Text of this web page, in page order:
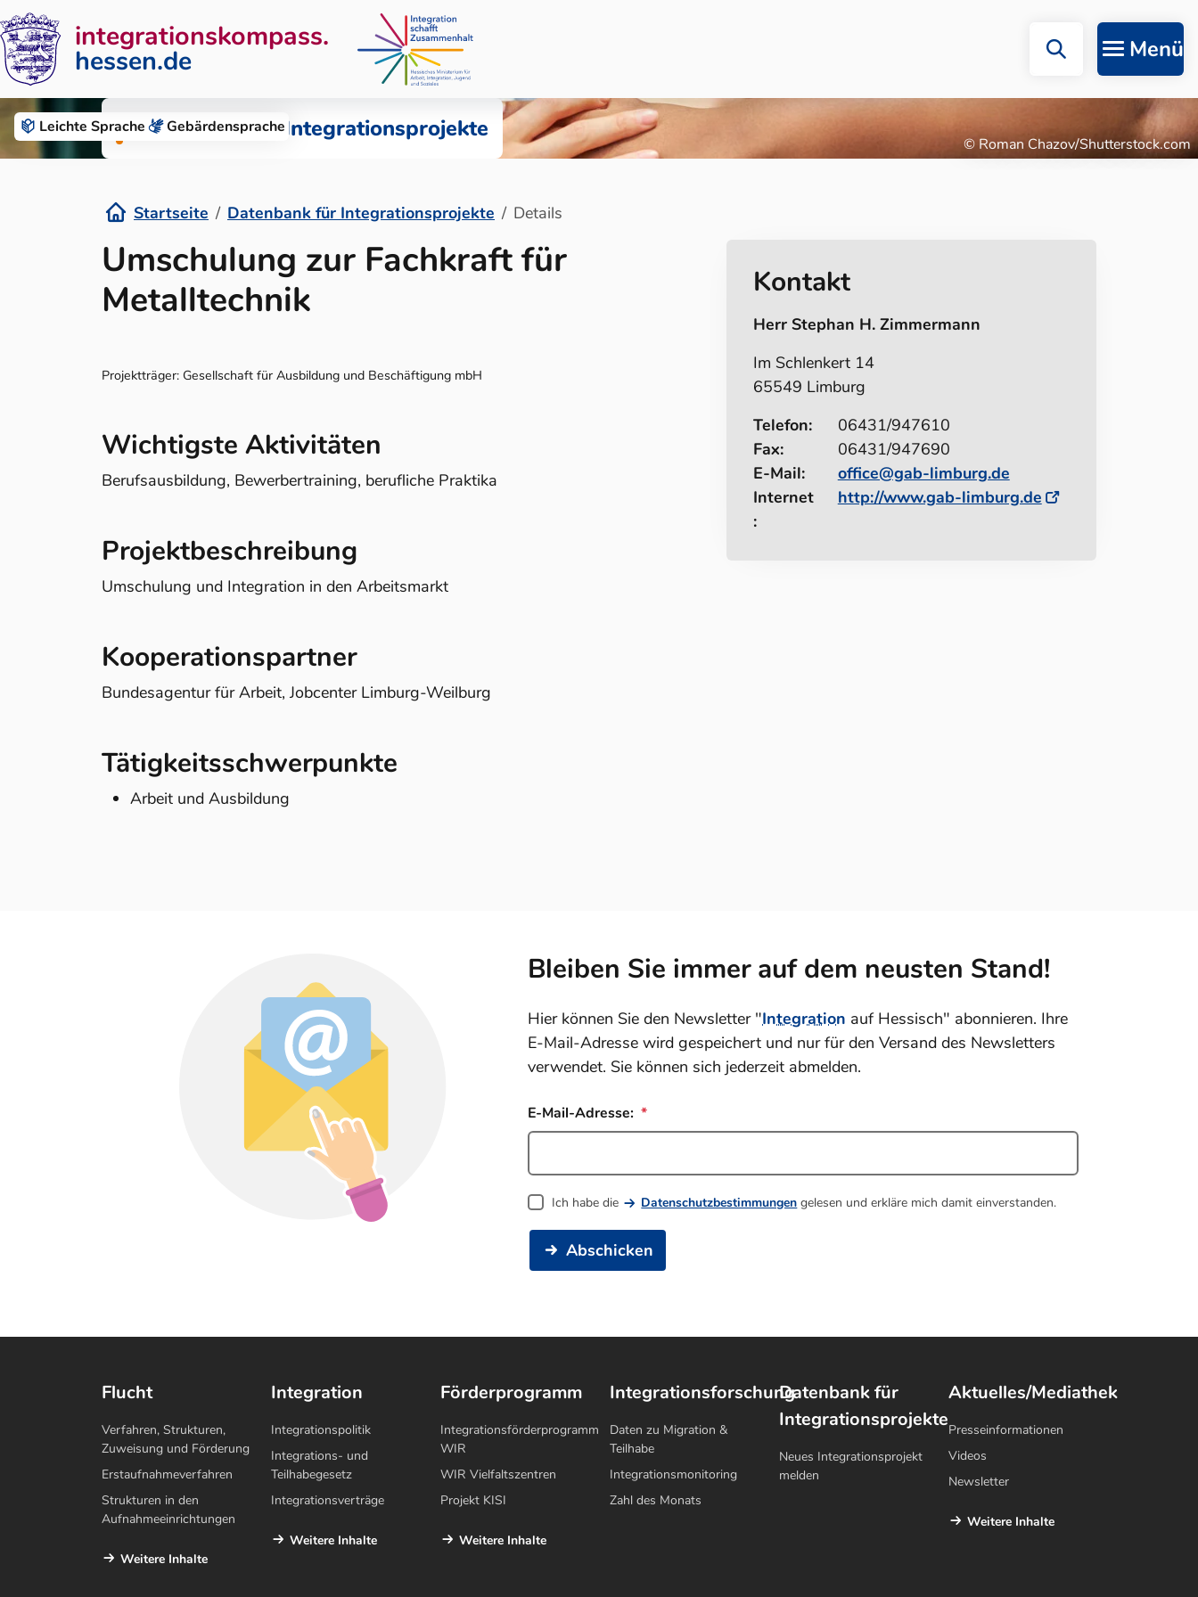
Leichte Sprache Gebärden­sprache
Zum Inhalt springen
integrationskompass.
hessen.de Menü
Datenbank für Integrationsprojekte
© Roman Chazov/Shutterstock.com
Startseite Datenbank für Integrationsprojekte Details
Details
Umschulung zur Fachkraft für
Metalltechnik
Projektträger: Gesellschaft für Ausbildung und Beschäftigung mbH
Wichtigste Aktivitäten
Berufsausbildung, Bewerbertraining, berufliche Praktika
Projektbeschreibung
Umschulung und Integration in den Arbeitsmarkt
Kooperationspartner
Bundesagentur für Arbeit, Jobcenter Limburg-Weilburg
Tätigkeitsschwerpunkte
Arbeit und Ausbildung
Kontakt
Herr Stephan H. Zimmermann
Im Schlenkert 14
65549 Limburg
Telefon:
06431/947610
Fax:
06431/947690
E-Mail:
office@gab-limburg.de
Internet
:
http://www.gab-limburg.de
Bleiben Sie immer auf dem neusten Stand!
Hier können Sie den Newsletter "Integration auf Hessisch" abonnieren. Ihre
E-Mail-Adresse wird gespeichert und nur für den Versand des Newsletters
verwendet. Sie können sich jederzeit abmelden.
E-Mail-Adresse:
Ich habe die Datenschutzbestimmungen gelesen und erkläre mich damit einverstanden.
Abschicken
Flucht
Verfahren, Strukturen,
Zuweisung und Förderung
Erstaufnahmeverfahren
Strukturen in den
Aufnahmeeinrichtungen
Weitere Inhalte
Integration
Integrationspolitik
Integrations- und
Teilhabegesetz
Integrationsverträge
Weitere Inhalte
Förderprogramm
Integrationsförderprogramm
WIR
WIR Vielfaltszentren
Projekt KISI
Weitere Inhalte
Integrationsforschung
Daten zu Migration &
Teilhabe
Integrationsmonitoring
Zahl des Monats
Datenbank für
Integrationsprojekte
Neues Integrationsprojekt
melden
Aktuelles/Mediathek
Presseinformationen
Videos
Newsletter
Weitere Inhalte